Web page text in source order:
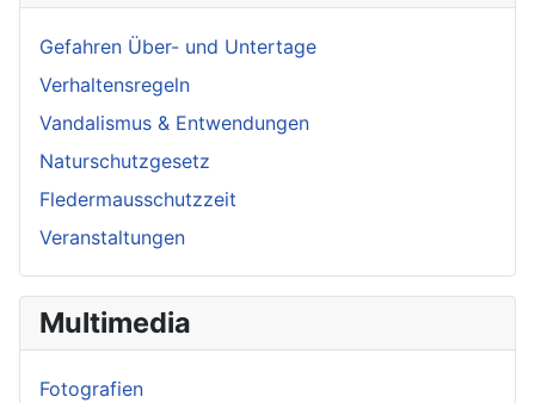
Gefahren Über- und Untertage
Verhaltensregeln
Vandalismus & Entwendungen
Naturschutzgesetz
Fledermausschutzzeit
Veranstaltungen
Multimedia
Fotografien